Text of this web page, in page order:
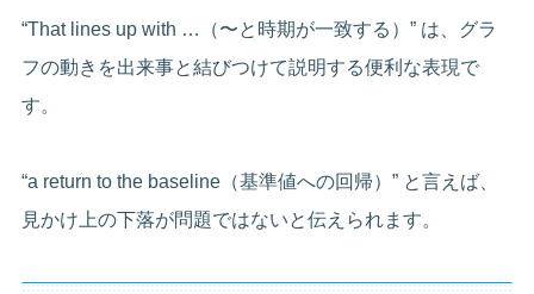
“That lines up with …（〜と時期が一致する）” は、グラ
フの動きを出来事と結びつけて説明する便利な表現で
す。
“a return to the baseline（基準値への回帰）” と言えば、
見かけ上の下落が問題ではないと伝えられます。